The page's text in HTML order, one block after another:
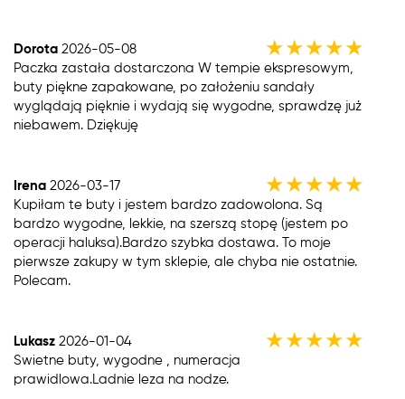
Dorota 2026-05-08 ★★★★★
Paczka zastała dostarczona W tempie ekspresowym,
buty piękne zapakowane, po założeniu sandały
wyglądają pięknie i wydają się wygodne, sprawdzę już
niebawem. Dziękuję
Irena 2026-03-17 ★★★★★
Kupiłam te buty i jestem bardzo zadowolona. Są
bardzo wygodne, lekkie, na szerszą stopę (jestem po
operacji haluksa).Bardzo szybka dostawa. To moje
pierwsze zakupy w tym sklepie, ale chyba nie ostatnie.
Polecam.
Lukasz 2026-01-04 ★★★★★
Swietne buty, wygodne , numeracja
prawidlowa.Ladnie leza na nodze.